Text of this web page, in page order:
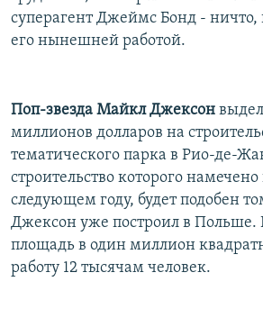
суперагент Джеймс Бонд - ничто,
его нынешней работой.
Поп-звезда Майкл Джексон
миллионов долларов на
тематического парка в Рио-де-
строительство которого намечено
следующем году, будет подобен
Джексон уже построил в Польше.
площадь в один миллион
работу 12 тысячам человек.